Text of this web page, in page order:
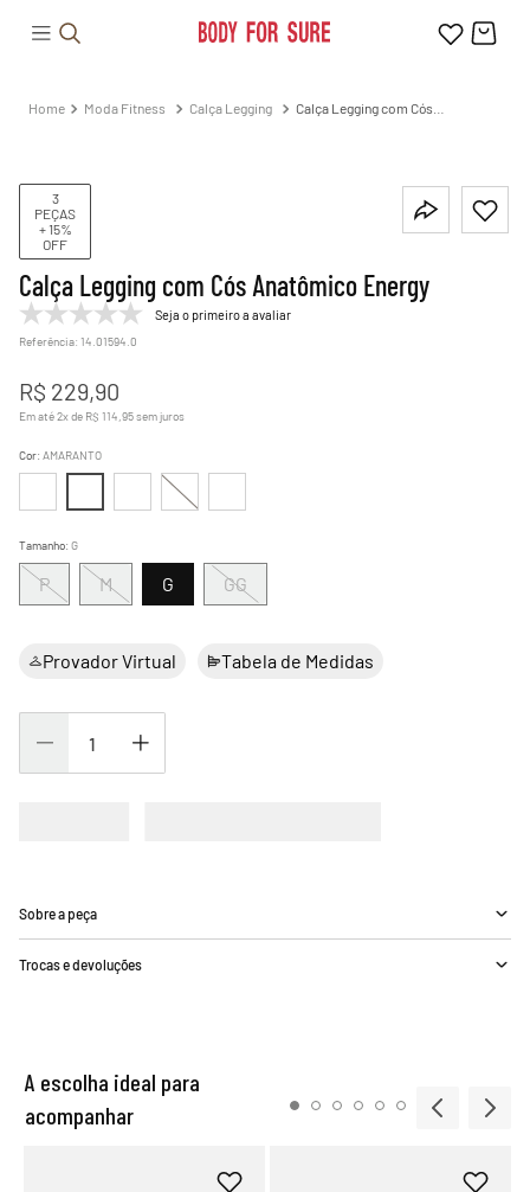
Moda Fitness Calça Legging
Calça Legging com Cós
3
PEÇAS
+ 15%
OFF
Calça Legging com Cós Anatômico Energy
Seja o primeiro a avaliar
Referência: 14.01594.0
R$ 229,90
Em até2x de R$ 114 95sem juros
Tamanho: G
G GG
M
P
Cor: AMARANTO
Provador Virtual Tabela de Medidas
Sobre a peça
Trocas e devoluções
A escolha ideal para
acompanhar